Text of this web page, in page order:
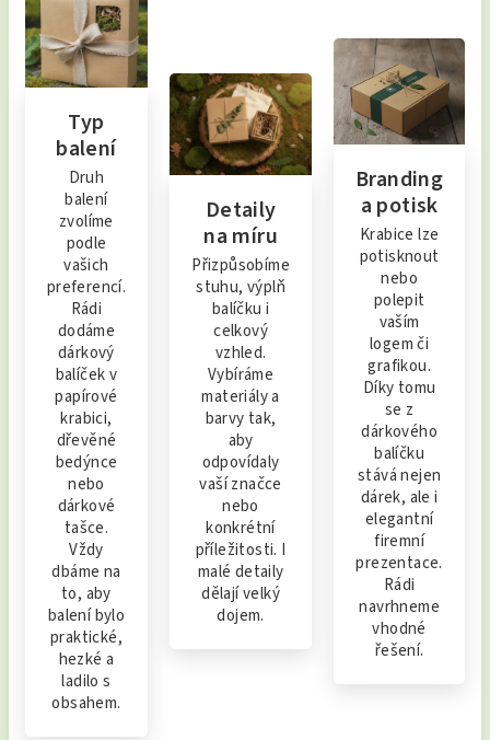
Typ
balení
Druh
balení
zvolíme
podle
vašich
preferencí.
Rádi
dodáme
dárkový
balíček v
papírové
krabici,
dřevěné
bedýnce
nebo
dárkové
tašce.
Vždy
dbáme na
to, aby
balení bylo
praktické,
hezké a
ladilo s
obsahem.
Detaily
na míru
Přizpůsobíme
stuhu, výplň
balíčku i
celkový
vzhled.
Vybíráme
materiály a
barvy tak,
aby
odpovídaly
vaší značce
nebo
konkrétní
příležitosti. I
malé detaily
dělají velký
dojem.
Branding
a potisk
Krabice lze
potisknout
nebo
polepit
vaším
logem či
grafikou.
Díky tomu
se z
dárkového
balíčku
stává nejen
dárek, ale i
elegantní
firemní
prezentace.
Rádi
navrhneme
vhodné
řešení.